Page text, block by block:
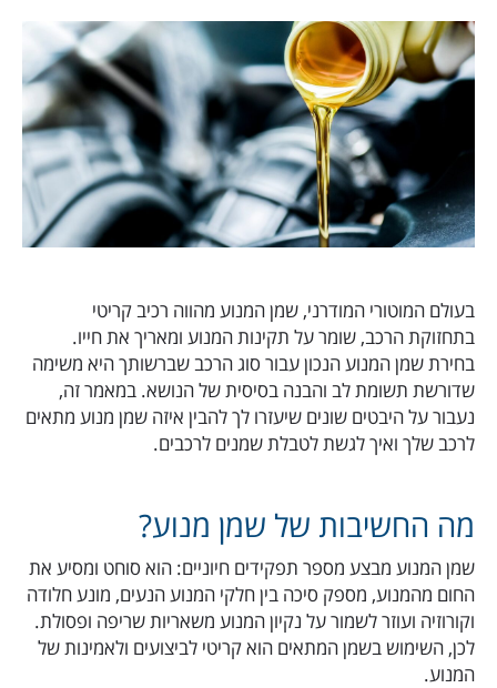
בעולם המוטורי המודרני, שמן המנוע מהווה רכיב קריטי
בתחזוקת הרכב, שומר על תקינות המנוע ומאריך את חייו.
בחירת שמן המנוע הנכון עבור סוג הרכב שברשותך היא משימה
שדורשת תשומת לב והבנה בסיסית של הנושא. במאמר זה,
נעבור על היבטים שונים שיעזרו לך להבין איזה שמן מנוע מתאים
לרכב שלך ואיך לגשת לטבלת שמנים לרכבים.
מה החשיבות של שמן מנוע?
שמן המנוע מבצע מספר תפקידים חיוניים: הוא סוחט ומסיע את
החום מהמנוע, מספק סיכה בין חלקי המנוע הנעים, מונע חלודה
וקורוזיה ועוזר לשמור על נקיון המנוע משאריות שריפה ופסולת.
לכן, השימוש בשמן המתאים הוא קריטי לביצועים ולאמינות של
המנוע.